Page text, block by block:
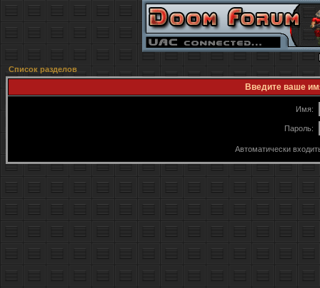
Список разделов
Введите ваше
Имя:
Пароль:
Автоматически